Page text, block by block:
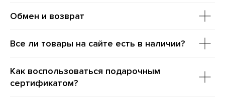
Обмен и возврат
Все ли товары на сайте есть в наличии?
Как воспользоваться подарочным
сертификатом?